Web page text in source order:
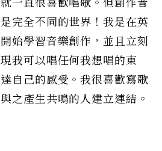
一直很喜歡唱歌。但創作音
完全不同的世界！我是在英
始學習音樂創作，並且立刻
我可以唱任何我想唱的東
自己的感受。我很喜歡寫歌
之產生共鳴的人建立連結。